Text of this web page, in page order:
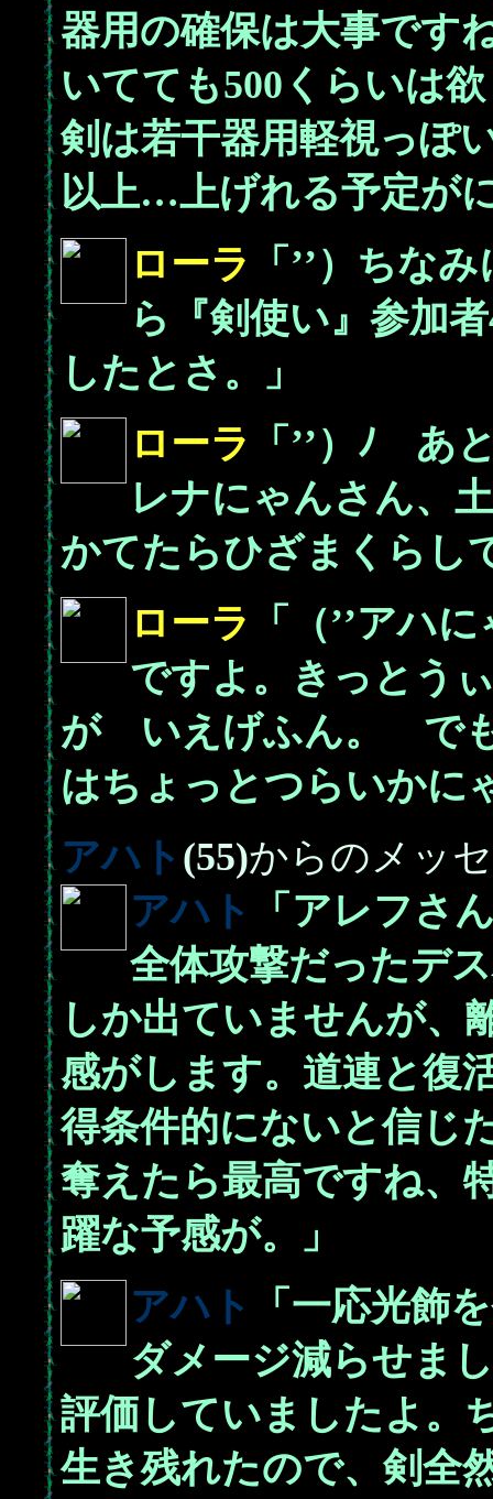
器用の確保は大事で
いてても500くらいは
剣は若干器用軽視っぽ
以上…上げれる予定が
ローラ
「’’）ちな
ら『剣使い』参加
したとさ。」
ローラ
「’’）ﾉ あ
レナにゃんさん、
かてたらひざまくらし
ローラ
「（’’アハ
ですよ。きっとう
が いえげふん。 でも
はちょっとつらいかに
アハト (55)からのメッ
アハト
「アレフさ
全体攻撃だったデ
しか出ていませんが、
感がします。道連と復
得条件的にないと信じ
奪えたら最高ですね、
躍な予感が。」
アハト
「一応光飾
ダメージ減らせま
評価していましたよ。
生き残れたので、剣全